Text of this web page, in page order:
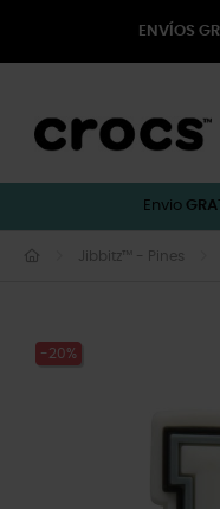
ENVÍOS
Envio
Jibbitz™ - Pines
-20%